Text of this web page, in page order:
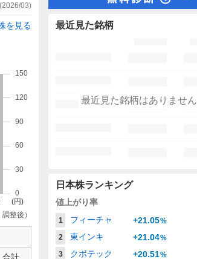
(2026/03)
を見る
合計
最近見た銘柄
最近見た銘柄はありません
日本株ランキング
値上がり率
1 フィーチャ +21.05%
2
東インキ +21.04%
3
クボテック +20.51%